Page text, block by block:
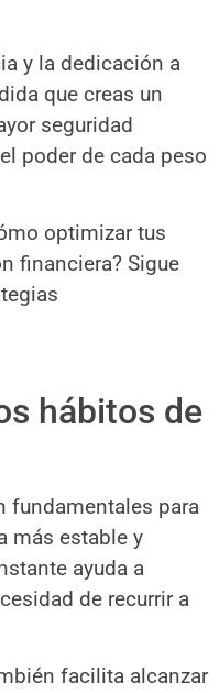
y la dedicación a
que creas un
seguridad
poder de cada peso
optimizar tus
financiera? Sigue
hábitos de
fundamentales para
más estable y
ayuda a
de recurrir a
facilita alcanzar